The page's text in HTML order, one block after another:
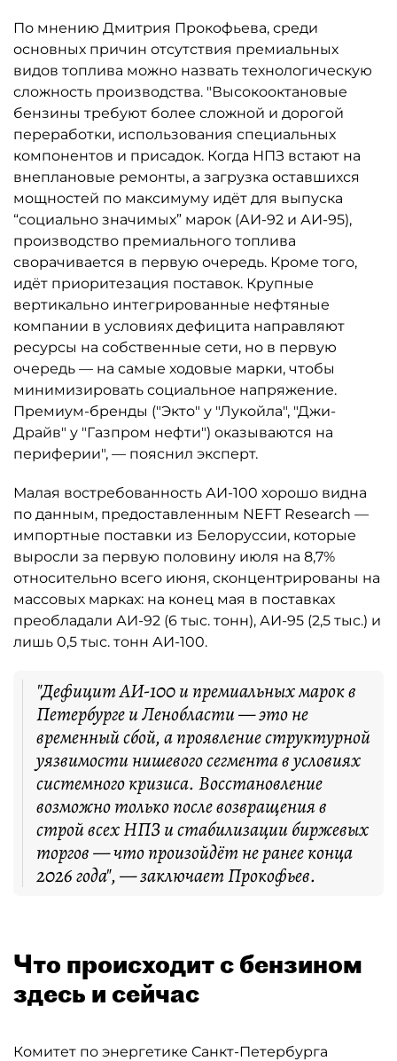
По мнению Дмитрия Прокофьева, среди
основных причин отсутствия премиальных
видов топлива можно назвать технологическую
сложность производства. "Высокооктановые
бензины требуют более сложной и дорогой
переработки, использования специальных
компонентов и присадок. Когда НПЗ встают на
внеплановые ремонты, а загрузка оставшихся
мощностей по максимуму идёт для выпуска
“социально значимых” марок (АИ-92 и АИ-95),
производство премиального топлива
сворачивается в первую очередь. Кроме того,
идёт приоритезация поставок. Крупные
вертикально интегрированные нефтяные
компании в условиях дефицита направляют
ресурсы на собственные сети, но в первую
очередь — на самые ходовые марки, чтобы
минимизировать социальное напряжение.
Премиум-бренды ("Экто" у "Лукойла", "Джи-
Драйв" у "Газпром нефти") оказываются на
периферии", — пояснил эксперт.
Малая востребованность АИ-100 хорошо видна
по данным, предоставленным NEFT Research —
импортные поставки из Белоруссии, которые
выросли за первую половину июля на 8,7%
относительно всего июня, сконцентрированы на
массовых марках: на конец мая в поставках
преобладали АИ-92 (6 тыс. тонн), АИ-95 (2,5 тыс.) и
лишь 0,5 тыс. тонн АИ-100.
"Дефицит АИ-100 и премиальных марок в
Петербурге и Ленобласти — это не
временный сбой, а проявление структурной
уязвимости нишевого сегмента в условиях
системного кризиса. Восстановление
возможно только после возвращения в
строй всех НПЗ и стабилизации биржевых
торгов — что произойдёт не ранее конца
2026 года", — заключает Прокофьев.
Что происходит с бензином
здесь и сейчас
Комитет по энергетике Санкт-Петербурга